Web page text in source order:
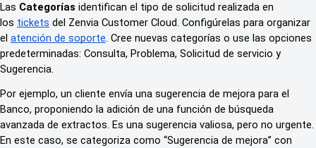
Las Categorías identifican el tipo de solicitud realizada en
los tickets del Zenvia Customer Cloud. Configúrelas para organizar
el atención de soporte. Cree nuevas categorías o use las opciones
predeterminadas: Consulta, Problema, Solicitud de servicio y
Sugerencia.
Por ejemplo, un cliente envía una sugerencia de mejora para el
Banco, proponiendo la adición de una función de búsqueda
avanzada de extractos. Es una sugerencia valiosa, pero no urgente.
En este caso, se categoriza como “Sugerencia de mejora” con